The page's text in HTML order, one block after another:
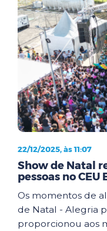
22/12/2025, às 11:07
Show de Natal
pessoas no CEU
Os momentos de
de Natal - Alegria
proporcionou aos